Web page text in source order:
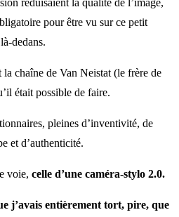
pour être vu sur ce petit
dedans.
chaîne de Van Neistat (le frère de
était possible de faire.
pleines d’inventivité, de
et d’authenticité.
voie, celle d’une caméra-stylo 2.0.
j’avais entièrement tort, pire, que